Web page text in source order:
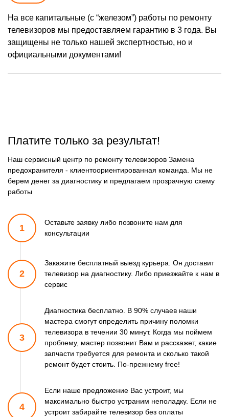
На все капитальные (с “железом”) работы по ремонту
телевизоров мы предоставляем гарантию в 3 года. Вы
защищены не только нашей экспертностью, но и
официальными документами!
Платите только за результат!
Наш сервисный центр по ремонту телевизоров Замена
предохранителя - клиентоориентированная команда. Мы не
берем денег за диагностику и предлагаем прозрачную схему
работы
1
Оставьте заявку либо позвоните нам для
консультации
2
Закажите бесплатный выезд курьера. Он доставит
телевизор на диагностику. Либо приезжайте к нам в
сервис
3
Диагностика бесплатно. В 90% случаев наши
мастера смогутопределить причину поломки
телевизора в течении 30 минут. Когда мы поймем
проблему, мастер позвонит Вам и расскажет, какие
запчасти требуется для ремонта и сколько такой
ремонтбудет стоить. По-прежнему free!
4
Если наше предложение Вас устроит, мы
максимально быстро устраним неполадку. Если не
устроит забирайте телевизор без оплаты